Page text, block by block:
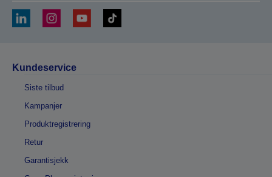
Kundeservice
Siste tilbud
Kampanjer
Produktregistrering
Retur
Garantisjekk